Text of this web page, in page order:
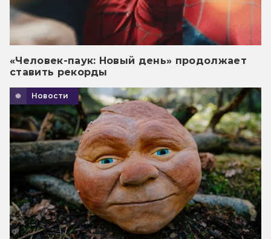
«Человек-паук: Новый день» продолжает
ставить рекорды
Новости